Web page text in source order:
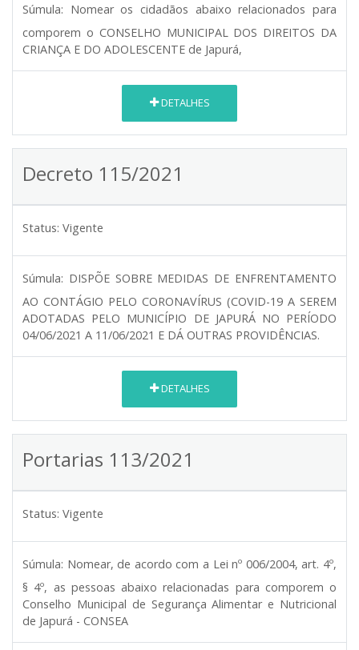
Súmula: Nomear os cidadãos abaixo relacionados para
comporem o CONSELHO MUNICIPAL DOS DIREITOS DA
CRIANÇA E DO ADOLESCENTE de Japurá,
DETALHES
Decreto 115/2021
Status: Vigente
Súmula: DISPÕE SOBRE MEDIDAS DE ENFRENTAMENTO
AO CONTÁGIO PELO CORONAVÍRUS (COVID-19 A SEREM
ADOTADAS PELO MUNICÍPIO DE JAPURÁ NO PERÍODO
04/06/2021 A 11/06/2021 E DÁ OUTRAS PROVIDÊNCIAS.
DETALHES
Portarias 113/2021
Status: Vigente
Súmula: Nomear, de acordo com a Lei nº 006/2004, art. 4º,
§ 4º, as pessoas abaixo relacionadas para comporem o
Conselho Municipal de Segurança Alimentar e Nutricional
de Japurá - CONSEA